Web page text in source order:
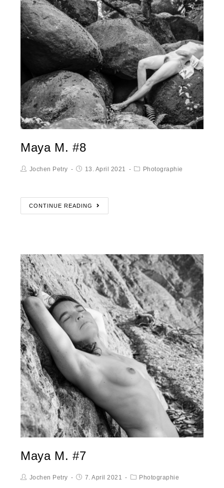
Maya M. #8
Jochen Petry 13. April 2021 Photographie
CONTINUE READING
Maya M. #7
Jochen Petry 7. April 2021 Photographie